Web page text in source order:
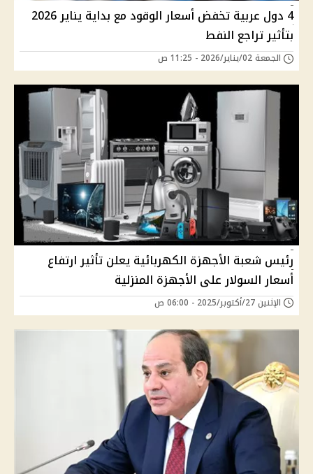
4 دول عربية تخفض أسعار الوقود مع بداية يناير 2026
بتأثير تراجع النفط
الجمعة 02/يناير/2026 - 11:25 ص
رئيس شعبة الأجهزة الكهربائية يعلن تأثير ارتفاع
أسعار السولار على الأجهزة المنزلية
الإثنين 27/أكتوبر/2025 - 06:00 ص